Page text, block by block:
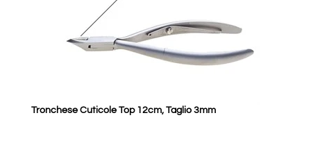
Tronchese Cuticole Top 12cm, Taglio 3mm